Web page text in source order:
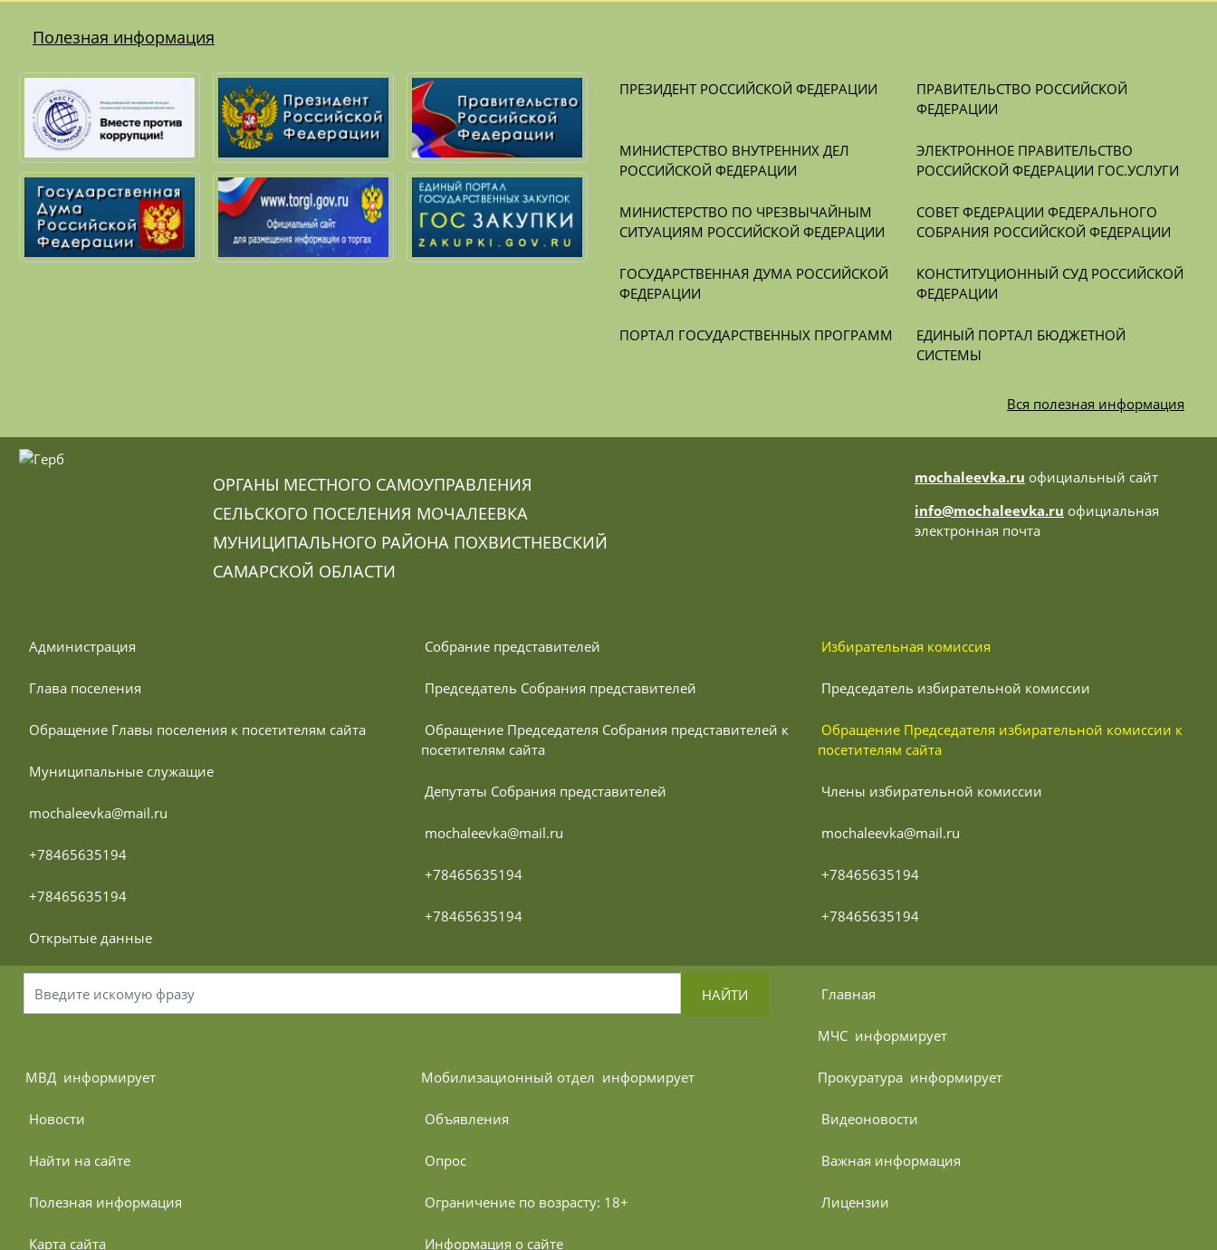
Полезная информация
ПРЕЗИДЕНТ РОССИЙСКОЙ ФЕДЕРАЦИИ
ПРАВИТЕЛЬСТВО РОССИЙСКОЙ
ФЕДЕРАЦИИ
МИНИСТЕРСТВО ВНУТРЕННИХ ДЕЛ
РОССИЙСКОЙ ФЕДЕРАЦИИ
ЭЛЕКТРОННОЕ ПРАВИТЕЛЬСТВО
РОССИЙСКОЙ ФЕДЕРАЦИИ ГОС.УСЛУГИ
МИНИСТЕРСТВО ПО ЧРЕЗВЫЧАЙНЫМ
СИТУАЦИЯМ РОССИЙСКОЙ ФЕДЕРАЦИИ
СОВЕТ ФЕДЕРАЦИИ ФЕДЕРАЛЬНОГО
СОБРАНИЯ РОССИЙСКОЙ ФЕДЕРАЦИИ
ГОСУДАРСТВЕННАЯ ДУМА РОССИЙСКОЙ
ФЕДЕРАЦИИ
КОНСТИТУЦИОННЫЙ СУД РОССИЙСКОЙ
ФЕДЕРАЦИИ
ПОРТАЛ ГОСУДАРСТВЕННЫХ ПРОГРАММ
ЕДИНЫЙ ПОРТАЛ БЮДЖЕТНОЙ
СИСТЕМЫ
Вся полезная информация
ОРГАНЫ МЕСТНОГО САМОУПРАВЛЕНИЯ
СЕЛЬСКОГО ПОСЕЛЕНИЯ МОЧАЛЕЕВКА
МУНИЦИПАЛЬНОГО РАЙОНА ПОХВИСТНЕВСКИЙ
САМАРСКОЙ ОБЛАСТИ
mochaleevka.ru официальный сайт
info@mochaleevka.ru официальная
электронная почта
Администрация
Глава поселения
Обращение Главы поселения к посетителям сайта
Муниципальные служащие
mochaleevka@mail.ru
+78465635194
+78465635194
Открытые данные
Собрание представителей
Председатель Собрания представителей
посетителям сайта
Депутаты Собрания представителей
mochaleevka@mail.ru
+78465635194
+78465635194
Избирательная комиссия
Председатель избирательной комиссии
посетителям сайта
Члены избирательной комиссии
mochaleevka@mail.ru
+78465635194
+78465635194
НАЙТИ Главная
МЧС информирует
МВД информирует Мобилизационный отдел информирует Прокуратура информирует
Новости Объявления Видеоновости
Найти на сайте Опрос Важная информация
Полезная информация Ограничение по возрасту: 18+ Лицензии
Карта сайта Информация о сайте